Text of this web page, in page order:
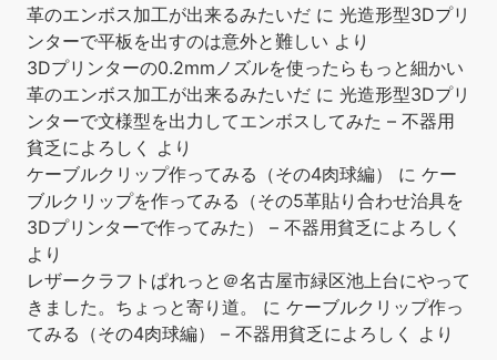
LIKENNY ディバイダー レザークラフト 目打ち コンパス 革 マー
キング 線引き ステンレス製 ネジ式 測定 工具
￥945 ￥895
【ディバイダー】ケガキ作業用ツールと
してもよく使われています。レザークラフトや模型工作をする
とき、 革や金属板にキレイに直線を引きしたり円を描いたりし
ます。 【材質】高品質の炭素鋼でできており、硬度が高く、錆
革のエンボス加工が出来るみたいだ に 光造形型3Dプリ
ンターで平板を出すのは意外と難しい より
3Dプリンターの0.2mmノズルを使ったらもっと細かい
革のエンボス加工が出来るみたいだ に 光造形型3Dプリ
ンターで文様型を出力してエンボスしてみた – 不器用
貧乏によろしく
より
ケーブルクリップ作ってみる（その4肉球編）
に ケー
ブルクリップを作ってみる（その5革貼り合わせ治具を
3Dプリンターで作ってみた） – 不器用貧乏によろしく
より
レザークラフトぱれっと＠名古屋市緑区池上台にやって
きました。ちょっと寄り道。
に ケーブルクリップ作っ
てみる（その4肉球編） – 不器用貧乏によろしく
より